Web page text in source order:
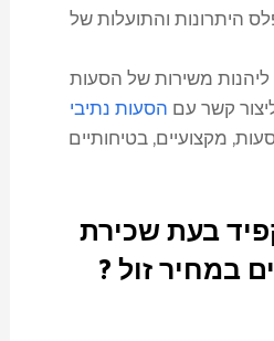
היתרונות והתועלות של
משירות של הסעות
קשר עם הסעות נתיבי
מקצועיים, בטיחותיים
בעת שכירת
במחיר זול?